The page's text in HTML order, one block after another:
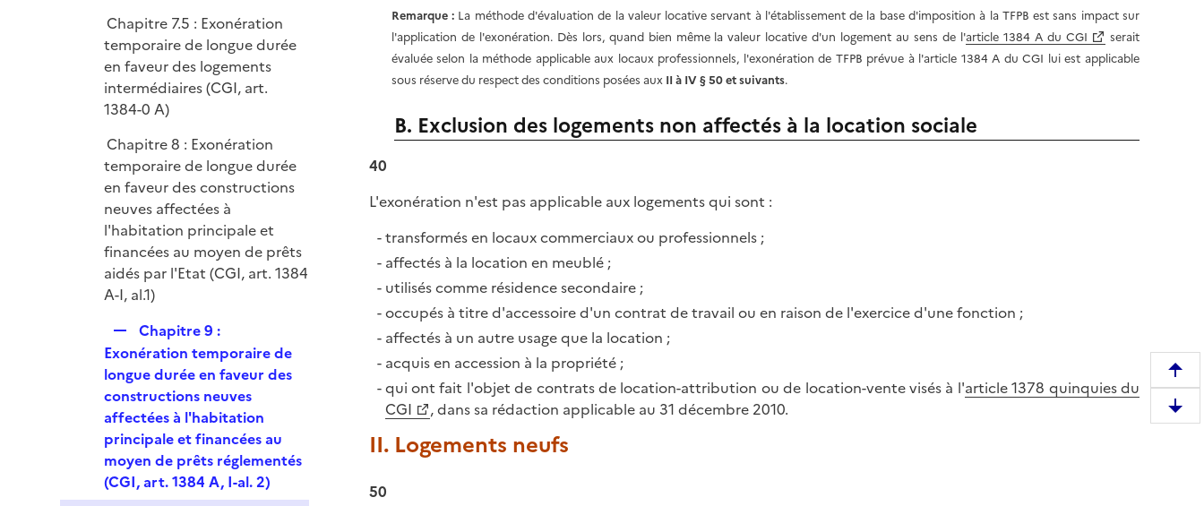
Chapitre 7.5 : Exonération
temporaire de longue durée
en faveur des logements
intermédiaires (CGI, art.
1384-0 A)
Chapitre 8 : Exonération
temporaire de longue durée
en faveur des constructions
neuves affectées à
l'habitation principale et
financées au moyen de prêts
aidés par l'Etat (CGI, art. 1384
A-I, al.1)
e
p
l
i
e
r
Chapitre 9 :
Exonération temporaire de
longue durée en faveur des
constructions neuves
affectées à l'habitation
principale et financées au
moyen de prêts réglementés
(CGI, art. 1384 A, I-al. 2)
Remarque : La méthode d'évaluation de la valeur locative servant à l'établissement de la base d'imposition à la TFPB est sans impact sur
l'application de l'exonération. Dès lors, quand bien même la valeur locative d'un logement au sens de l'article 1384 A du CGI
serait
évaluée selon la méthode applicable aux locaux professionnels, l'exonération de TFPB prévue à l'article 1384 A du CGI lui est applicable
sous réserve du respect des conditions posées aux II à IV § 50 et suivants.
B. Exclusion des logements non affectés à la location sociale
40
L'exonération n'est pas applicable aux logements qui sont :
transformés en locaux commerciaux ou professionnels ;
affectés à la location en meublé ;
utilisés comme résidence secondaire ;
occupés à titre d'accessoire d'un contrat de travail ou en raison de l'exercice d'une fonction ;
affectés à un autre usage que la location ;
acquis en accession à la propriété ;
qui ont fait l'objet de contrats de location-attribution ou de location-vente visés à l'article 1378 quinquies du
CGI
, dans sa rédaction applicable au 31 décembre 2010.
II. Logements neufs
50
e
m
D